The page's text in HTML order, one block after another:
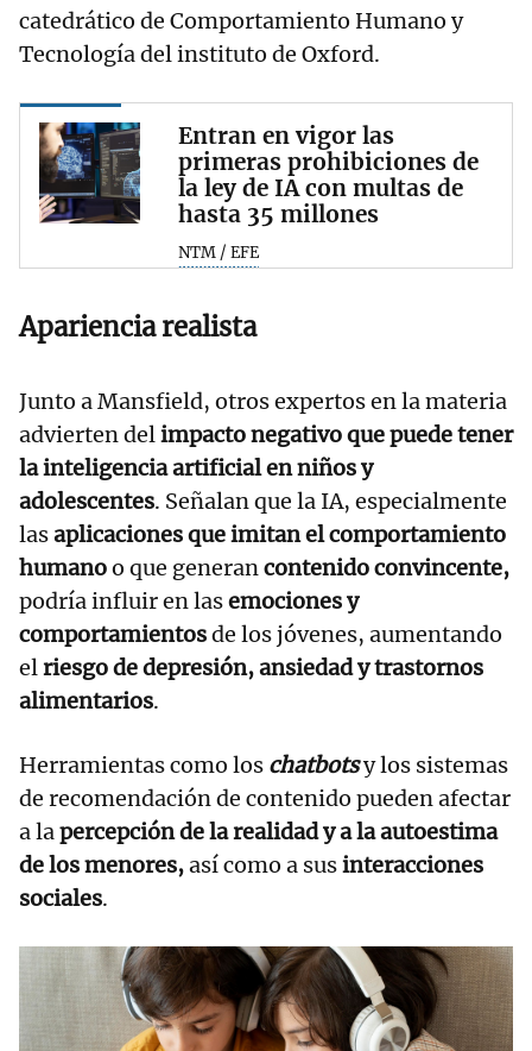
catedrático de Comportamiento Humano y
Tecnología del instituto de Oxford.
Entran en vigor las
primeras prohibiciones de
la ley de IA con multas de
hasta 35 millones
NTM / EFE
Apariencia realista
Junto a Mansfield, otros expertos en la materia
advierten delimpacto negativo que puede tener
la inteligencia artificial en niños y
adolescentes. Señalan que la IA, especialmente
lasaplicaciones que imitan el comportamiento
humanoo que generancontenido convincente,
podría influir en lasemociones y
comportamientosde los jóvenes, aumentando
elriesgo de depresión, ansiedad y trastornos
alimentarios.
Herramientas como los chatbotsy los sistemas
de recomendación de contenido pueden afectar
a lapercepción de la realidad y a la autoestima
de los menores,así como a susinteracciones
sociales.